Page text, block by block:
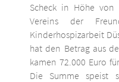
Scheck in Höhe von
Vereins der
Kinderhospizarbeit
hat den Betrag aus
kamen 72.000 Euro
Die Summe speist